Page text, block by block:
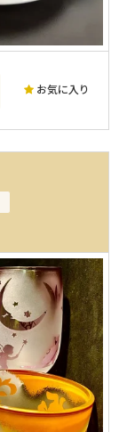
お気に入り